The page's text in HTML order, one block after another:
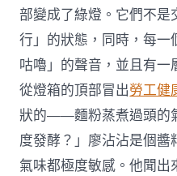
部變成了綠燈。它們不
行」的狀態，同時，每
咕嚕」的聲音，並且有
從燈箱的頂部冒出勞工健
狀的——麵粉蒸煮過頭的
度發酵？」廖沾沾是個
氣味都極度敏感。他聞